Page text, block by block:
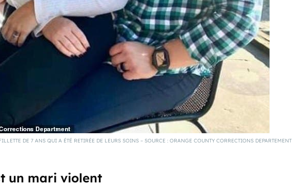
DE 7 ANS QUI A ÉTÉ RETIRÉE DE LEURS SOINS – SOURCE : ORANGE COUNTY CORRECTIONS DEPARTEMENT
un mari violent